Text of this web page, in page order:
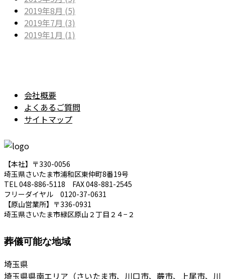
2019年8月 (5)
2019年7月 (3)
2019年1月 (1)
会社概要
よくあるご質問
サイトマップ
【本社】〒330-0056
埼玉県さいたま市浦和区東仲町8番19号
TEL 048-886-5118 FAX 048-881-2545
フリーダイヤル 0120-37-0631
【原山営業所】〒336-0931
埼玉県さいたま市緑区原山２丁目２４−２
葬儀可能な地域
埼玉県
埼玉県県南エリア（さいたま市、川口市、蕨市、上尾市、川